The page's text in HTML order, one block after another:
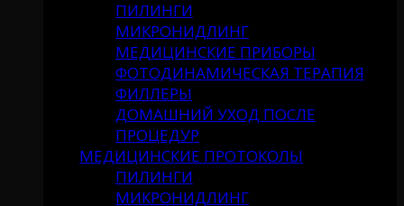
ПИЛИНГИ
МИКРОНИДЛИНГ
МЕДИЦИНСКИЕ ПРИБОРЫ
ФОТОДИНАМИЧЕСКАЯ ТЕРАПИЯ
ФИЛЛЕРЫ
ДОМАШНИЙ УХОД ПОСЛЕ
ПРОЦЕДУР
МЕДИЦИНСКИЕ ПРОТОКОЛЫ
ПИЛИНГИ
МИКРОНИДЛИНГ